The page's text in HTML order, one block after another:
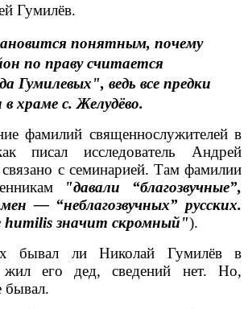
Гумилёв.
понятным, почему
по праву считается
Гумилевых", ведь все предки
храме с. Желудёво.
фамилий священнослужителей в
писал исследователь Андрей
с семинарией. Там фамилии
"давали “благозвучные”,
— “неблагозвучных” русских.
humilis значит скромный").
бывал ли Николай Гумилёв в
жил его дед, сведений нет. Но,
бывал.